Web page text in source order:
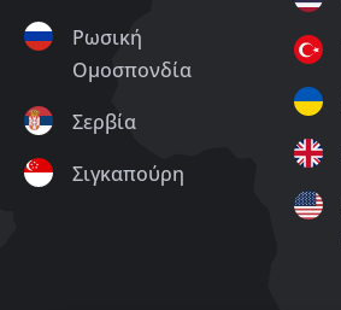
Ρωσική
Ομοσπονδία
Σερβία
Σιγκαπούρη